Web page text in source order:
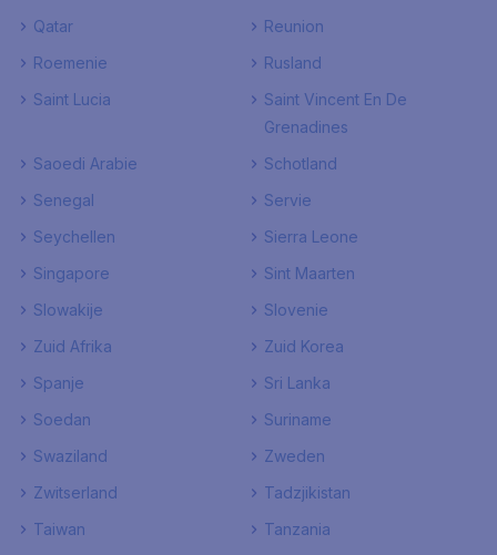
Qatar
Reunion
Roemenie
Rusland
Saint Lucia
Saint Vincent En De
Grenadines
Saoedi Arabie
Schotland
Senegal
Servie
Seychellen
Sierra Leone
Singapore
Sint Maarten
Slowakije
Slovenie
Zuid Afrika
Zuid Korea
Spanje
Sri Lanka
Soedan
Suriname
Swaziland
Zweden
Zwitserland
Tadzjikistan
Taiwan
Tanzania